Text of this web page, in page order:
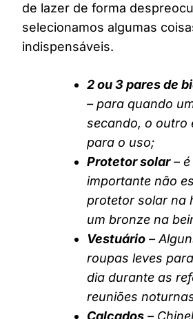
de lazer de forma
selecionamos algumas
indispensáveis.
2 ou 3 pares de
– para quando
secando, o outro
para o uso;
Protetor solar– é
importante não
protetor solar na
um bronze na
Vestuário –
roupas leves
dia durante as
reuniões